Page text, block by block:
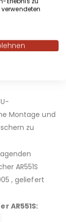
der
Montage und
zu
AR551S
, geliefert
AR551S: